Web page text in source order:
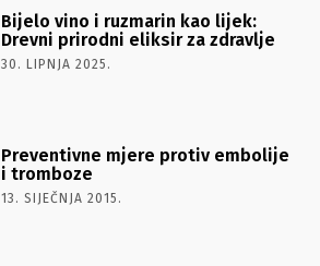
Bijelo vino i ruzmarin kao lijek:
Drevni prirodni eliksir za zdravlje
30. LIPNJA 2025.
Preventivne mjere protiv embolije
i tromboze
13. SIJEČNJA 2015.